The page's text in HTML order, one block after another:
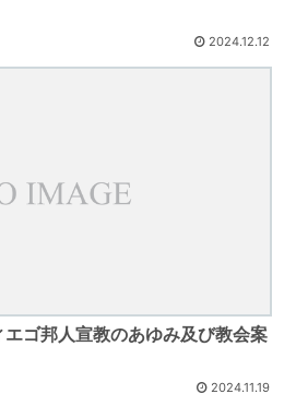
2024.12.12
ゴ邦人宣教のあゆみ及び教会案
2024.11.19